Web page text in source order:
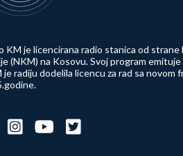
KM je licencirana radio stanica od strane
(NKM) na Kosovu. Svoj program
je radiju dodelila licencu za rad sa novom